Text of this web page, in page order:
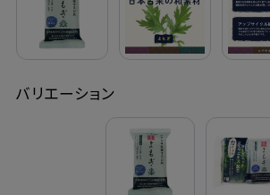
ご利用案内
よくあるご質問
会員登録でお得
バリエーション